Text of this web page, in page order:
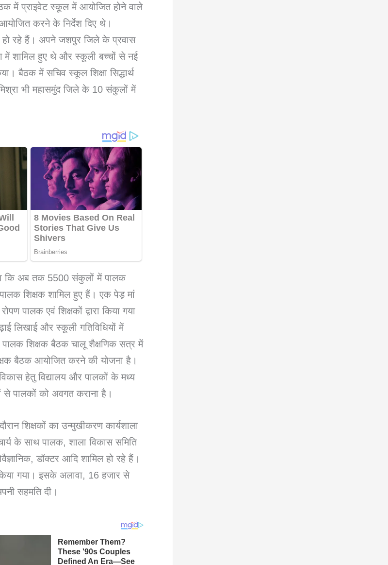
बैठक में प्राइवेट स्कूल में आयोजित होने वाले
करने के निर्देश दिए थे।
हो रहे हैं। अपने जशपुर जिले के प्रवास
में शामिल हुए थे और स्कूली बच्चों से नई
बैठक में सचिव स्कूल शिक्षा सिद्धार्थ
भी महासमुंद जिले के 10 संकुलों में
कि अब तक 5500 संकुलों में पालक
शिक्षक शामिल हुए हैं। एक पेड़ मां
पालक एवं शिक्षकों द्वारा किया गया
लिखाई और स्कूली गतिविधियों में
पालक शिक्षक बैठक चालू शैक्षणिक सत्र में
बैठक आयोजित करने की योजना है।
हेतु विद्यालय और पालकों के मध्य
से पालकों को अवगत कराना है।
शिक्षकों का उन्मुखीकरण कार्यशाला
के साथ पालक, शाला विकास समिति
डॉक्टर आदि शामिल हो रहे हैं।
गया। इसके अलावा, 16 हजार से
सहमति दी।